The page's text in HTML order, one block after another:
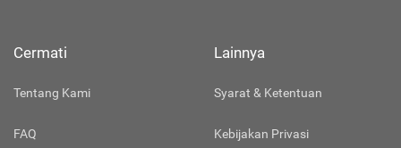
Cermati
Tentang Kami
FAQ
Lainnya
Syarat & Ketentuan
Kebijakan Privasi